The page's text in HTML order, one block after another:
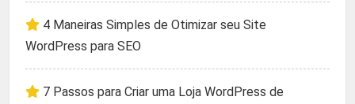
4 Maneiras Simples de Otimizar seu Site
WordPress para SEO
7 Passos para Criar uma Loja WordPress de